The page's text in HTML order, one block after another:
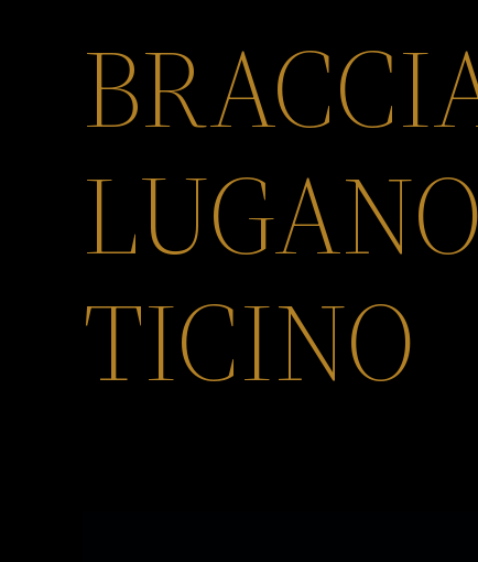
TICINO